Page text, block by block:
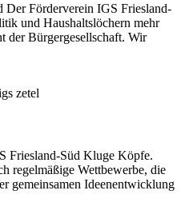
Der Förderverein IGS Friesland-
und Haushaltslöchern mehr
der Bürgergesellschaft. Wir
Friesland-Süd Kluge Köpfe.
regelmäßige Wettbewerbe, die
gemeinsamen Ideenentwicklung